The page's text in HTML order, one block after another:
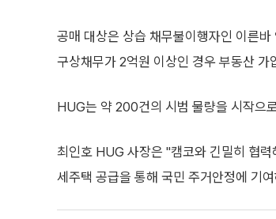
공매 대상은 상습 채무불이행자인 이른
구상채무가 2억원 이상인 경우 부동산
HUG는 약 200건의 시범 물량을 시작으
최인호 HUG 사장은 "캠코와 긴밀히 협
세주택 공급을 통해 국민 주거안정에 기